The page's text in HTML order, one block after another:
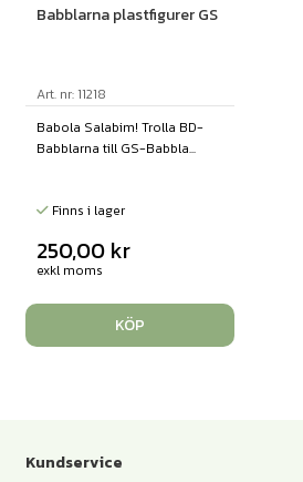
Babblarna plastfigurer GS
Art. nr: 11218
Babola Salabim! Trolla BD-
Babblarna till GS-Babbla...
Finns i lager
250,00 kr
exkl moms
KÖP
Kundservice